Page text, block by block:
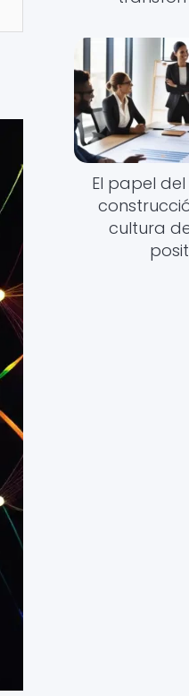
El papel
cultura